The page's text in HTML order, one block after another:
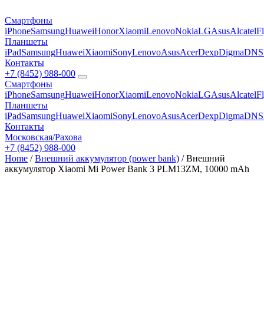
Смартфоны
iPhoneSamsungHuaweiHonorXiaomiLenovoNokiaLGAsusAlcatel
Планшеты
iPadSamsungHuaweiXiaomiSonyLenovoAsusAcerDexpDigmaDNS
Контакты
+7 (8452) 988-000
Смартфоны
iPhoneSamsungHuaweiHonorXiaomiLenovoNokiaLGAsusAlcatel
Планшеты
iPadSamsungHuaweiXiaomiSonyLenovoAsusAcerDexpDigmaDNS
Контакты
Московская/Рахова
+7 (8452) 988-000
Home /Внешний аккумулятор (power bank) / Внешний
аккумулятор Xiaomi Mi Power Bank 3 PLM13ZM, 10000 mAh